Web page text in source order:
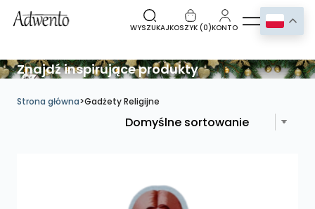
WYSZUKAJKOSZYK (0)KONTO
Znajdź inspirujące produkty
Strona główna>Gadżety Religijne